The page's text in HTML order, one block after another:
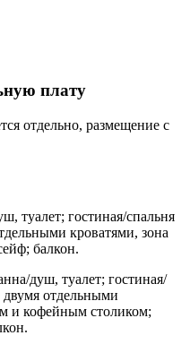
плату
отдельно, размещение с
туалет; гостиная/спальня
кроватями, зона
балкон.
душ, туалет; гостиная/
отдельными
и кофейным столиком;